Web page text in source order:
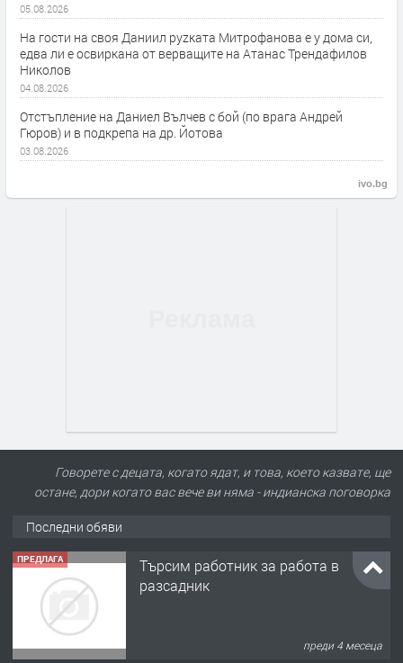
05.08.2026
На гости на своя Даниил руzката Митрофанова е у дома си,
едва ли е освиркана от верващите на Атанас Трендафилов
Николов
04.08.2026
Отстъпление на Даниел Вълчев с бой (по врага Андрей
Гюров) и в подкрепа на др. Йотова
03.08.2026
ivo.bg
Говорете с децата, когато ядат, и това, което казвате, ще
остане, дори когато вас вече ви няма - индианска поговорка
Последни обяви
ПРЕДЛАГА
Търсим работник за работа в
разсадник
преди 4 месеца